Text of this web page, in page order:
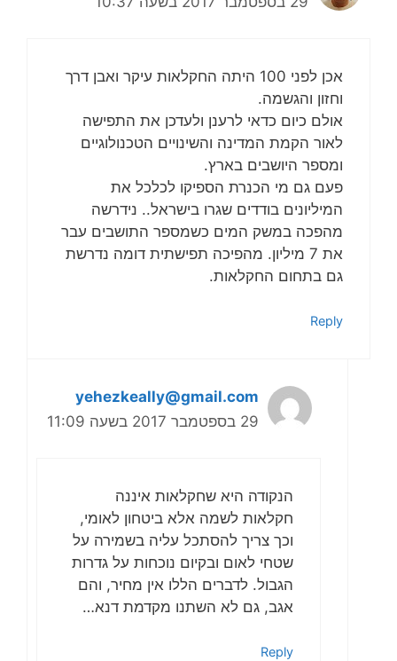
אכן לפני 100 היתה החקלאות עיקר ואבן דרך
וחזון והגשמה.
אולם כיום כדאי לרענן ולעדכן את התפישה
לאור הקמת המדינה והשינויים הטכנולוגיים
ומספר היושבים בארץ.
פעם גם מי הכנרת הספיקו לכלכל את
המיליונים בודדים שגרו בישראל.. נידרשה
מהפכה במשק המים כשמספר התושבים עבר
את 7 מיליון. מהפיכה תפישתית דומה נדרשת
גם בתחום החקלאות.
Reply
yehezkeally@gmail.com
29 בספטמבר 2017 בשעה 11:09
הנקודה היא שחקלאות איננה
חקלאות לשמה אלא ביטחון לאומי,
וכך צריך להסתכל עליה בשמירה על
שטחי לאום ובקיום נוכחות על גדרות
הגבול. לדברים הללו אין מחיר, והם
אגב, גם לא השתנו מקדמת דנא…
Reply